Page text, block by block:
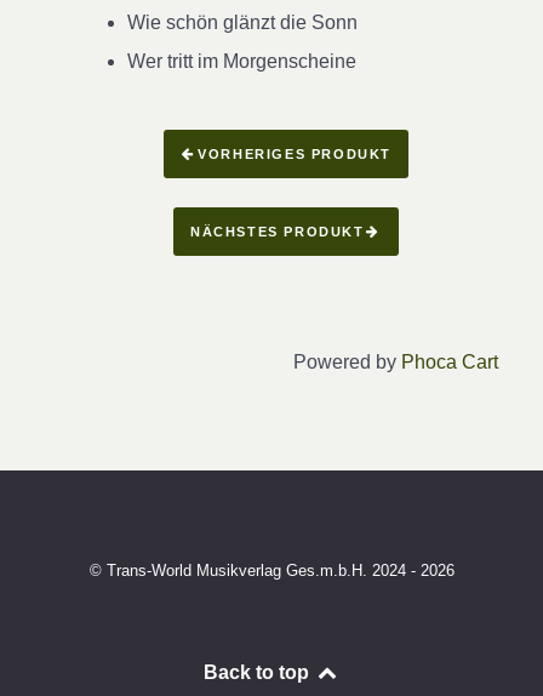
Wie schön glänzt die Sonn
Wer tritt im Morgenscheine
VORHERIGES PRODUKT
NÄCHSTES PRODUKT
Powered by Phoca Cart
© Trans-World Musikverlag Ges.m.b.H. 2024 - 2026
Back to top